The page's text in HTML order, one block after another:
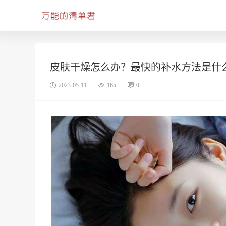
皮肤干燥怎么办？最快的补水方法是什
2023-05-11 165 0